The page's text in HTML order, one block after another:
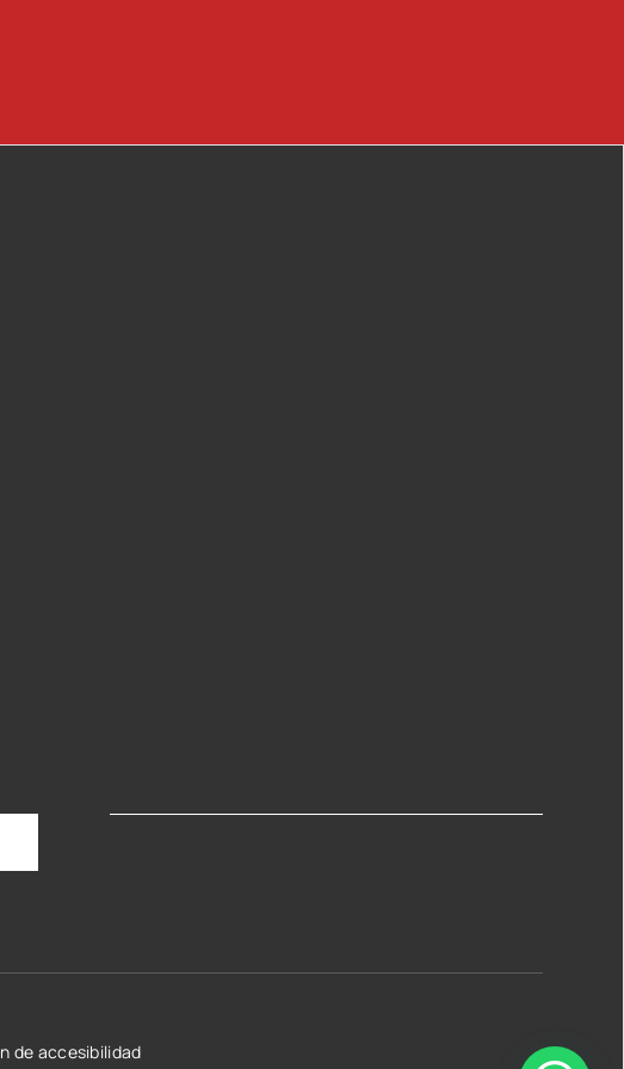
de accesibilidad